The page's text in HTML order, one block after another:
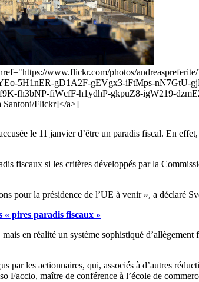
www.flickr.com/photos/
5H1nER-gD1A2F-gEVgx3-iFtMps-
fh3bNP-fiWcfF-h1ydhP-gkpuZ8-igW219-
Flickr]</a>]
le 11 janvier d’être un paradis fiscal. En
fiscaux si les critères développés par la
pour la présidence de l’UE à venir », a déclaré
« pires paradis fiscaux »
en réalité un système sophistiqué
par les actionnaires, qui, associés à d’autres
Faccio, maître de conférence à l’école de